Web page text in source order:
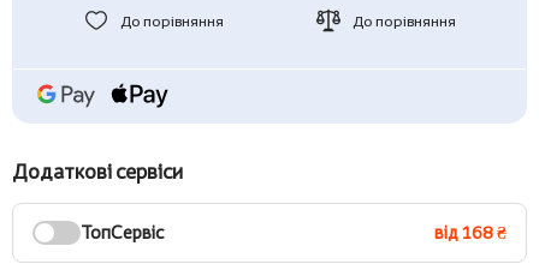
До порівняння До порівняння
Додаткові сервіси
ТопСервіс від 168 ₴